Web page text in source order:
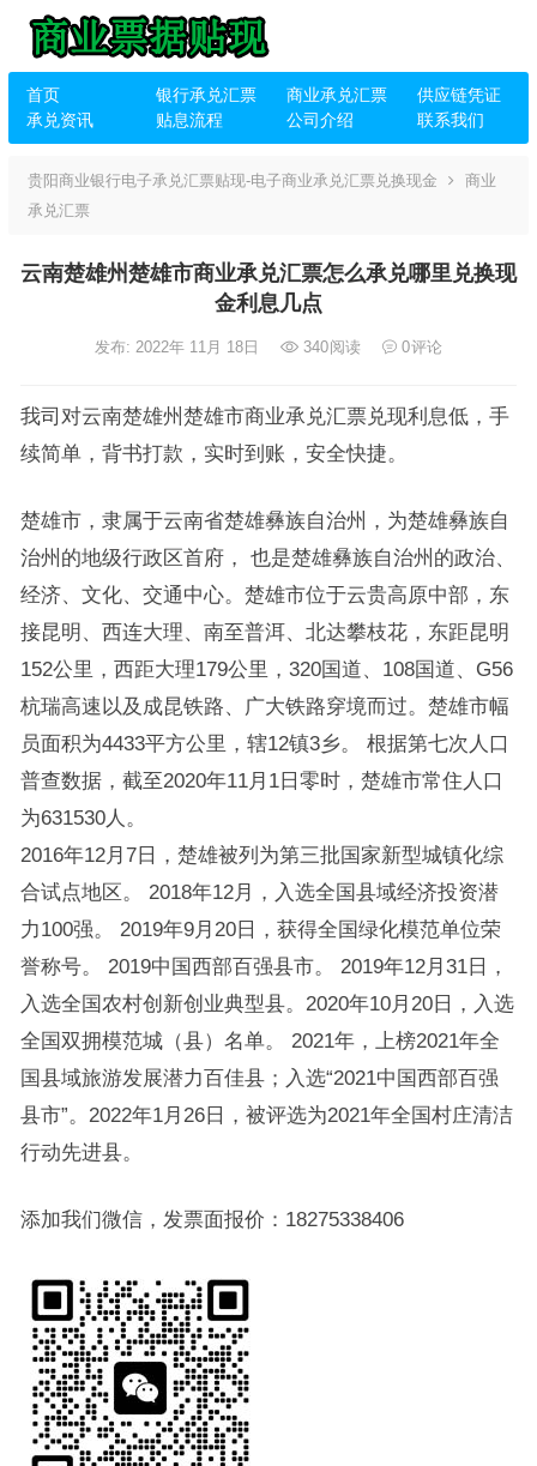
首页 银行承兑汇票 商业承兑汇票
供应链凭证
承兑资讯
贴息流程 公司介绍 联系我们
贵阳商业银行电子承兑汇票贴现-电子商业承兑汇票兑换现金
商业
承兑汇票
云南楚雄州楚雄市商业承兑汇票怎么承兑哪里兑换现
金利息几点
发布: 2022年 11月 18日 340阅读 0评论
我司对云南楚雄州楚雄市商业承兑汇票兑现利息低，手
续简单，背书打款，实时到账，安全快捷。
楚雄市，隶属于云南省楚雄彝族自治州，为楚雄彝族自
治州的地级行政区首府， 也是楚雄彝族自治州的政治、
经济、文化、交通中心。楚雄市位于云贵高原中部，东
接昆明、西连大理、南至普洱、北达攀枝花，东距昆明
152公里，西距大理179公里，320国道、108国道、G56
杭瑞高速以及成昆铁路、广大铁路穿境而过。楚雄市幅
员面积为4433平方公里，辖12镇3乡。 根据第七次人口
普查数据，截至2020年11月1日零时，楚雄市常住人口
为631530人。
2016年12月7日，楚雄被列为第三批国家新型城镇化综
合试点地区。 2018年12月，入选全国县域经济投资潜
力100强。 2019年9月20日，获得全国绿化模范单位荣
誉称号。 2019中国西部百强县市。 2019年12月31日，
入选全国农村创新创业典型县。2020年10月20日，入选
全国双拥模范城（县）名单。 2021年，上榜2021年全
国县域旅游发展潜力百佳县；入选“2021中国西部百强
县市”。2022年1月26日，被评选为2021年全国村庄清洁
行动先进县。
添加我们微信，发票面报价：18275338406